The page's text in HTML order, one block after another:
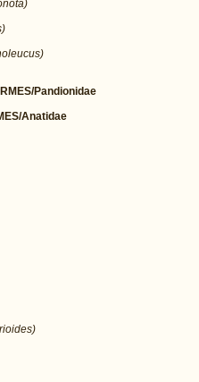
Pandionidae
Anatidae